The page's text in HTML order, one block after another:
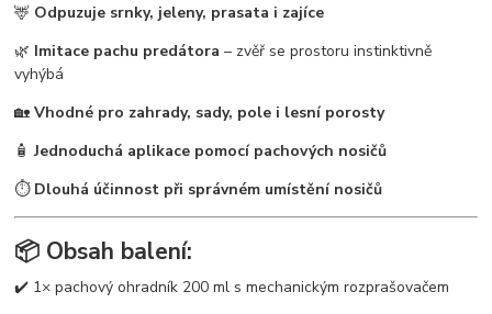
🦌 Odpuzuje srnky, jeleny, prasata i zajíce
🌿 Imitace pachu predátora – zvěř se prostoru instinktivně
vyhýbá
🏡Vhodné pro zahrady, sady, pole i lesní porosty
🧴Jednoduchá aplikace pomocí pachových nosičů
⏱️ Dlouhá účinnost při správném umístění nosičů
📦 Obsah balení:
✔️ 1× pachový ohradník 200 ml s mechanickým rozprašovačem